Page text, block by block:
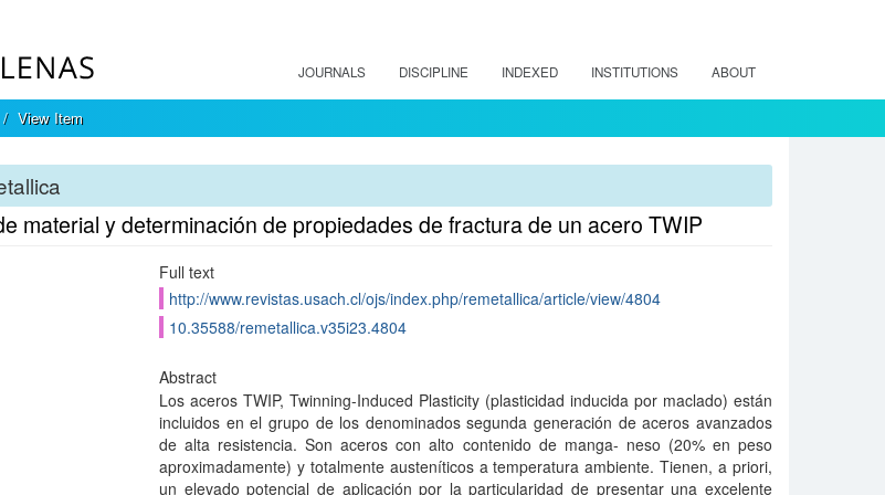
JOURNALS DISCIPLINE INDEXED INSTITUTIONS ABOUT
View Item
material y determinación de propiedades de fractura de un acero TWIP
Full text
http://www.revistas.usach.cl/ojs/index.php/remetallica/article/view/4804
10.35588/remetallica.v35i23.4804
Abstract
Los aceros TWIP, Twinning-Induced Plasticity (plasticidad inducida por maclado) están
incluidos en el grupo de los denominados segunda generación de aceros avanzados
de alta resistencia. Son aceros con alto contenido de manga- neso (20% en peso
aproximadamente) y totalmente austeníticos a temperatura ambiente. Tienen, a priori,
un elevado potencial de aplicación por la particularidad de presentar una excelente